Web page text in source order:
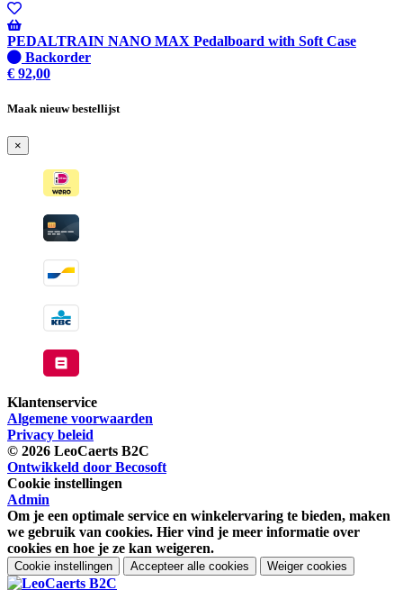
PEDALTRAIN NANO MAX Pedalboard with Soft Case
Niet
op
-
verzonden
wanneer
beschikbaar
Backorder
€ 92,00
Maak nieuw bestellijst
×
Klantenservice
Algemene voorwaarden
Privacy beleid
© 2026 LeoCaerts B2C
Ontwikkeld door Becosoft
Cookie instellingen
Admin
Om je een optimale service en winkelervaring te bieden, maken
we gebruik van cookies. Hier vind je meer informatie over
cookies en hoe je ze kan weigeren.
Cookie instellingen Accepteer alle cookies Weiger cookies